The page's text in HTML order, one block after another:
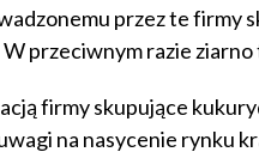
przez te firmy
przeciwnym razie ziarno
firmy skupujące
na nasycenie rynku